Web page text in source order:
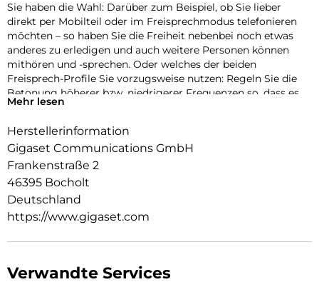
Sie haben die Wahl: Darüber zum Beispiel, ob Sie lieber
direkt per Mobilteil oder im Freisprechmodus telefonieren
möchten – so haben Sie die Freiheit nebenbei noch etwas
anderes zu erledigen und auch weitere Personen können
mithören und -sprechen. Oder welches der beiden
Freisprech-Profile Sie vorzugsweise nutzen: Regeln Sie die
Betonung höherer bzw. niedrigerer Frequenzen so, dass es
für Sie angenehm ist. Wie auch immer Sie sich entscheiden –
Übersichtlich, ergonomisch, intuitiv – so komfortabel kann
Telefonieren sein:
Was am Gigaset A690 zuerst ins Auge sticht, dürfte das
große, beleuchtete Schwarz-Weiß-Grafik-Display sein. Das
hat viele Vorteile: Der starke Kontrast von schwarzer Schrift
auf weißem Hintergrund oder die große Ziffernanzeige im
Wählmodus zielen bewusst darauf ab, das Bedienen noch
ergonomische Tastatur mit beleuchteten Tasten und
Mehr lesen
Herstellerinformation
Gigaset Communications GmbH
Frankenstraße 2
46395 Bocholt
Deutschland
https://www.gigaset.com
Verwandte Services